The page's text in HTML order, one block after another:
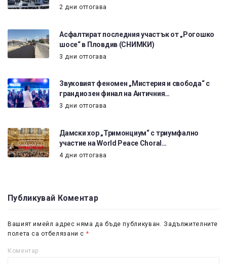
2 дни оттогава
Асфалтират последния участък от „Рогошко
шосе“ в Пловдив (СНИМКИ)
3 дни оттогава
Звуковият феномен „Мистерия и свобода“ с
грандиозен финал на Античния…
3 дни оттогава
Дамски хор „Тримонциум“ с триумфално
участие на World Peace Choral…
4 дни оттогава
Публикувай Коментар
Вашият имейл адрес няма да бъде публикуван. Задължителните
полета са отбелязани с *
Коментар